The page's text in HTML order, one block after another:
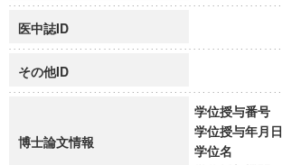
医中誌ID
その他ID
博士論文情報
学位授与番号
学位授与年月日
学位名